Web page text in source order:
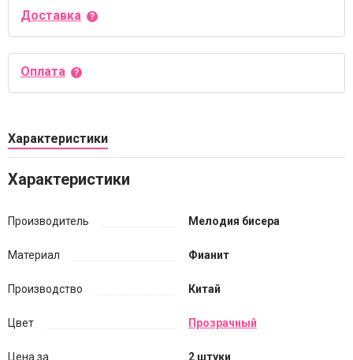
Доставка
Оплата
Характеристики
Характеристики
Производитель Мелодия бисера
Материал Фианит
Производство Китай
Цвет Прозрачный
Цена за... 2 штуки